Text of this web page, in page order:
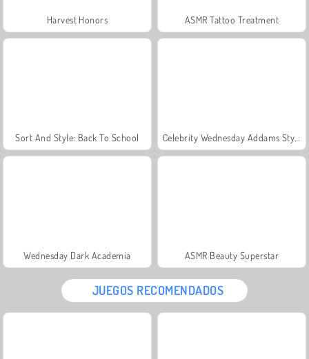
Harvest Honors ASMR Tattoo Treatment
Sort And Style: Back To School
Wednesday Dark Academia ASMR Beauty Superstar
JUEGOS RECOMENDADOS